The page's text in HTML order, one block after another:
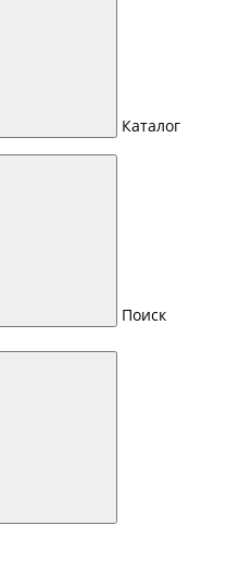
Каталог
Поиск